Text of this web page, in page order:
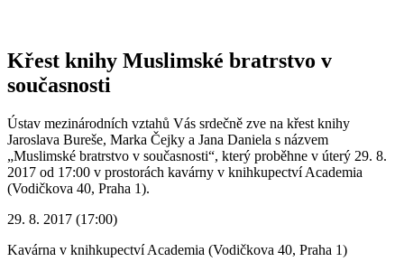
Křest knihy Muslimské bratrstvo v
současnosti
Ústav mezinárodních vztahů Vás srdečně zve na křest knihy
Jaroslava Bureše, Marka Čejky a Jana Daniela s názvem
„Muslimské bratrstvo v současnosti“, který proběhne v úterý 29. 8.
2017 od 17:00 v prostorách kavárny v knihkupectví Academia
(Vodičkova 40, Praha 1).
29. 8. 2017 (17:00)
Kavárna v knihkupectví Academia (Vodičkova 40, Praha 1)